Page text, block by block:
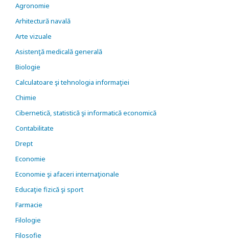
Agronomie
Arhitectură navală
Arte vizuale
Asistenţă medicală generală
Biologie
Calculatoare şi tehnologia informaţiei
Chimie
Cibernetică, statistică şi informatică economică
Contabilitate
Drept
Economie
Economie şi afaceri internaţionale
Educaţie fizică şi sport
Farmacie
Filologie
Filosofie